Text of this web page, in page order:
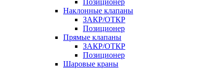
Наклонные клапаны
ЗАКР/ОТКР
Позиционер
Прямые клапаны
ЗАКР/ОТКР
Позиционер
Шаровые краны